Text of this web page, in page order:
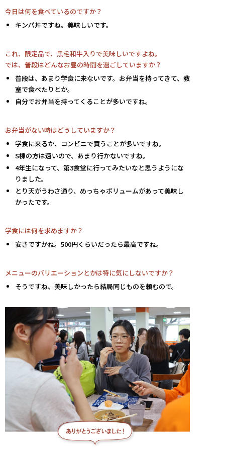
今日は何を食べているのですか？
キンパ丼ですね。美味しいです。
これ、限定品で、黒毛和牛入りで美味しいですよね。
では、普段はどんなお昼の時間を過ごしていますか？
普段は、あまり学食に来ないです。お弁当を持ってきて、教
室で食べたりとか。
自分でお弁当を持ってくることが多いですね。
お弁当がない時はどうしていますか？
学食に来るか、コンビニで買うことが多いですね。
S棟の方は遠いので、あまり行かないですね。
4年生になって、第3食堂に行ってみたいなと思うようにな
りました。
とり天がうわさ通り、めっちゃボリュームがあって美味し
かったです。
学食には何を求めますか？
安さですかね。500円くらいだったら最高ですね。
メニューのバリエーションとかは特に気にしないですか？
そうですね、美味しかったら結局同じものを頼むので。